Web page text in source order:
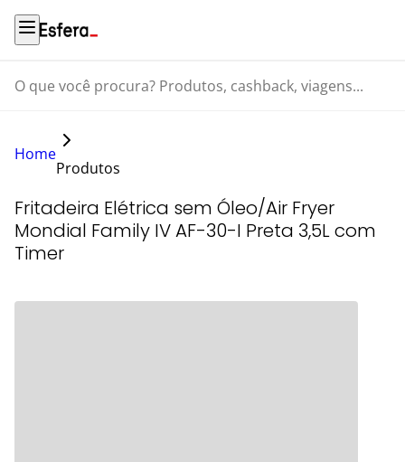
O que você procura? Produtos, cashback, viagens...
Home
Produtos
Fritadeira Elétrica sem Óleo/Air Fryer
Mondial Family IV AF-30-I Preta 3,5L com
Timer